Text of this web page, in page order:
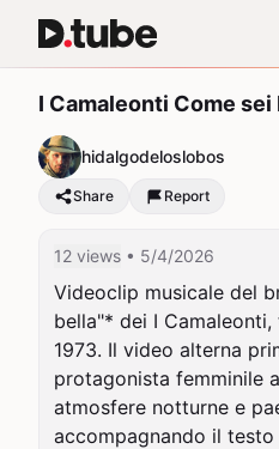
I Camaleonti Come
hidalgodeloslobos
Share Report
12 views • 5/4/2026
Videoclip musicale del
bella"* dei I
1973. Il video alterna
protagonista femminile
atmosfere notturne e
accompagnando il